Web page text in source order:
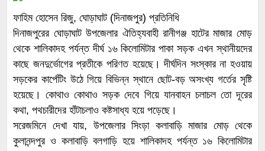
ফাহিম হোসেন রিজু, ঘোড়াঘাট (দিনাজপুর) প্রতিনিধি
দিনাজপুরের ঘোড়াঘাট উপজেলার ঐতিহ্যবাহী রানীগঞ্জ হাটের মাজার মোড়
থেকে শালিকাদহ পর্যন্ত দীর্ঘ ১৬ কিলোমিটার পাকা সড়ক এখন স্থানীয়দের
কাছে জনদুর্ভোগের প্রতীকে পরিণত হয়েছে। দীর্ঘদিন সংস্কার না হওয়ায়
সড়কের কার্পেটিং উঠে গিয়ে বিভিন্ন স্থানে ছোট-বড় অসংখ্য গর্তের সৃষ্টি
হয়েছে। কোথাও কোথাও সড়ক দেবে গিয়ে যানবাহন চলাচল তো দূরের
কথা, পথচারীদের হাঁটাচলাও কষ্টসাধ্য হয়ে পড়েছে।
সরেজমিনে দেখা যায়, উপজেলার সিংড়া কলাবাড়ি মাজার মোড় থেকে
কুলানন্দপুর ও কলাবাড়ি বলগাড়ি হয়ে শালিকাদহ পর্যন্ত ১৬ কিলোমিটার